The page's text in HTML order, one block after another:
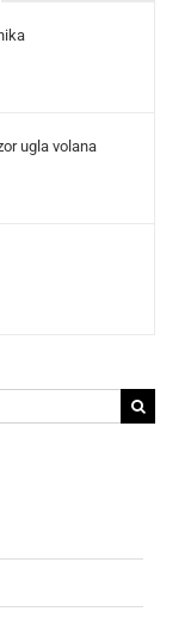
ugla volana